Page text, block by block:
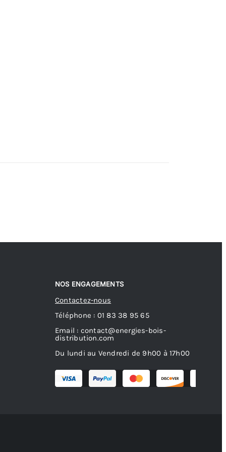
NOS ENGAGEMENTS
Contactez-nous
Téléphone : 01 83 38 95 65
Email : contact@energies-bois-
distribution.com
Du lundi au Vendredi de 9h00 à 17h00